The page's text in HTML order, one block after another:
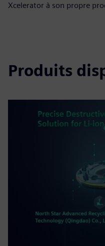
Xcelerator à son propre
Produits